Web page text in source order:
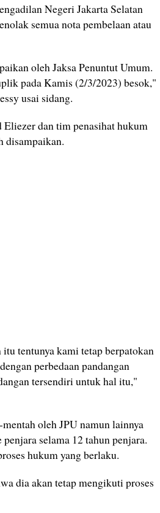
Negeri Jakarta Selatan
semua nota pembelaan atau
oleh Jaksa Penuntut Umum.
pada Kamis (2/3/2023) besok,"
usai sidang.
dan tim penasihat hukum
disampaikan.
tentunya kami tetap berpatokan
perbedaan pandangan
tersendiri untuk hal itu,"
oleh JPU namun lainnya
selama 12 tahun penjara.
hukum yang berlaku.
dia akan tetap mengikuti proses